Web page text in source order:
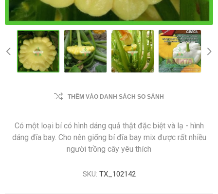
THÊM VÀO DANH SÁCH SO SÁNH
Có một loại bí có hình dáng quả thật đặc biệt và lạ - hình
dáng đĩa bay. Cho nên giống bí đĩa bay mix được rất nhiều
người trồng cây yêu thích
SKU: TX_102142